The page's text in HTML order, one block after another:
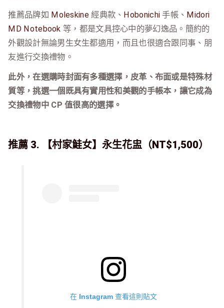
推薦品牌如 Moleskine經典款、 Hobonichi 手帳、 Midori
MD Notebook 等，都是文具控心中的夢幻逸品。簡約的
外觀設計無論男生女生都適用，而且也很適合跟同事、朋
友進行交換禮物。
此外，在選購時封面有多種選擇，皮革、布面或是特殊材
質等，挑選一個既具有實用性和美觀的手帳本，讓它成為
交換禮物中 CP 值很高的選擇。
推薦 3. 【村家鮭女】永生花盅（NT$1,500）
在 Instagram 查看這則貼文